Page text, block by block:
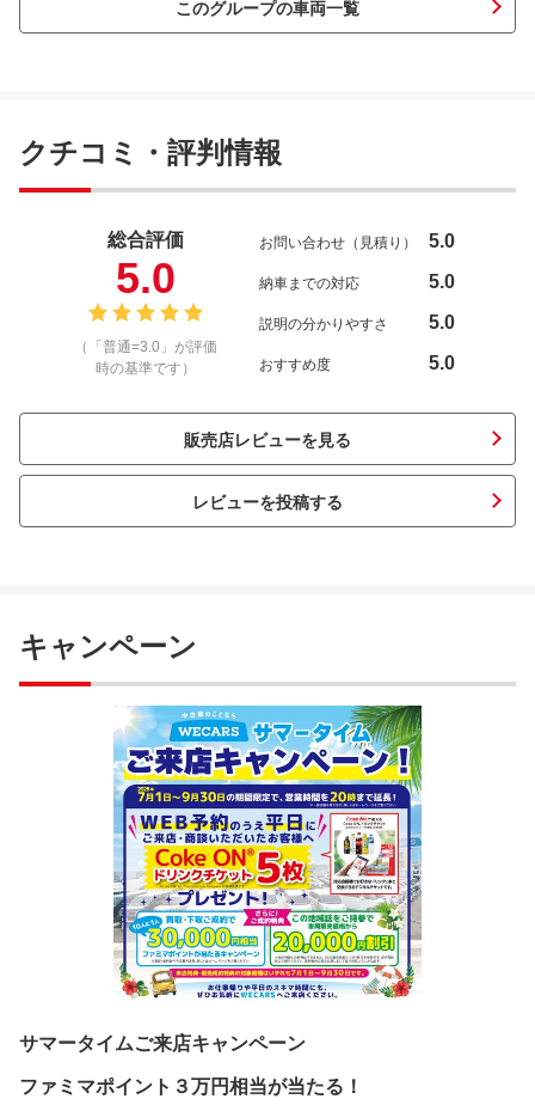
このグループの車両一覧
クチコミ・評判情報
総合評価
5.0
（「普通=3.0」が評価
時の基準です）
お問い合わせ（見積り） 5.0
納車までの対応 5.0
説明の分かりやすさ 5.0
おすすめ度 5.0
販売店レビューを見る
レビューを投稿する
キャンペーン
サマータイムご来店キャンペーン
ファミマポイント３万円相当が当たる！